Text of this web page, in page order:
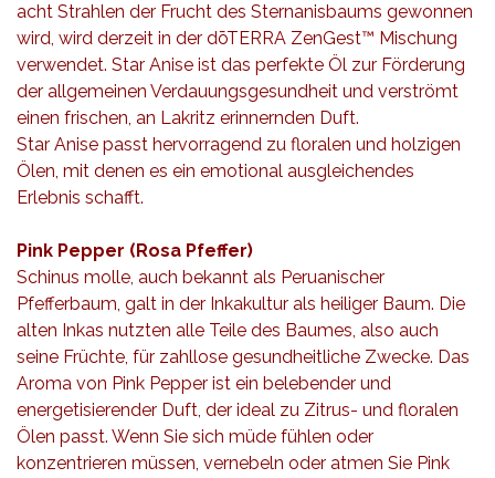
acht Strahlen der Frucht des Sternanisbaums gewonnen
wird, wird derzeit in der dōTERRA ZenGest™ Mischung
verwendet. Star Anise ist das perfekte Öl zur Förderung
der allgemeinen Verdauungsgesundheit und verströmt
einen frischen, an Lakritz erinnernden Duft.
Star Anise passt hervorragend zu floralen und holzigen
Ölen, mit denen es ein emotional ausgleichendes
Erlebnis schafft.
Pink Pepper (Rosa Pfeffer)
Schinus molle, auch bekannt als Peruanischer
Pfefferbaum, galt in der Inkakultur als heiliger Baum. Die
alten Inkas nutzten alle Teile des Baumes, also auch
seine Früchte, für zahllose gesundheitliche Zwecke. Das
Aroma von Pink Pepper ist ein belebender und
energetisierender Duft, der ideal zu Zitrus- und floralen
Ölen passt. Wenn Sie sich müde fühlen oder
konzentrieren müssen, vernebeln oder atmen Sie Pink